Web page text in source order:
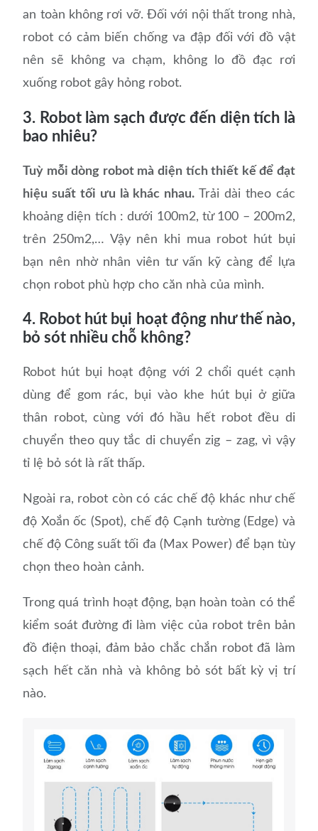
an toàn không rơi vỡ. Đối với nội thất trong nhà,
robot có cảm biến chống va đập đối với đồ vật
nên sẽ không va chạm, không lo đồ đạc rơi
xuống robot gây hỏng robot.
3. Robot làm sạch được đến diện tích là
bao nhiêu?
Tuỳ mỗi dòng robot mà diện tích thiết kế để đạt
hiệu suất tối ưu là khác nhau. Trải dài theo các
khoảng diện tích : dưới 100m2, từ 100 – 200m2,
trên 250m2,… Vậy nên khi mua robot hút bụi
bạn nên nhờ nhân viên tư vấn kỹ càng để lựa
chọn robot phù hợp cho căn nhà của mình.
4. Robot hút bụi hoạt động như thế nào,
bỏ sót nhiều chỗ không?
Robot hút bụi hoạt động với 2 chổi quét cạnh
dùng để gom rác, bụi vào khe hút bụi ở giữa
thân robot, cùng với đó hầu hết robot đều di
chuyển theo quy tắc di chuyển zig – zag, vì vậy
tỉ lệ bỏ sót là rất thấp.
Ngoài ra, robot còn có các chế độ khác như chế
độ Xoắn ốc (Spot), chế độ Cạnh tường (Edge) và
chế độ Công suất tối đa (Max Power) để bạn tùy
chọn theo hoàn cảnh.
Trong quá trình hoạt động, bạn hoàn toàn có thể
kiểm soát đường đi làm việc của robot trên bản
đồ điện thoại, đảm bảo chắc chắn robot đã làm
sạch hết căn nhà và không bỏ sót bất kỳ vị trí
nào.